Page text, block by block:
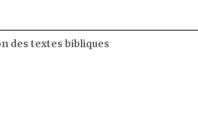
des textes bibliques